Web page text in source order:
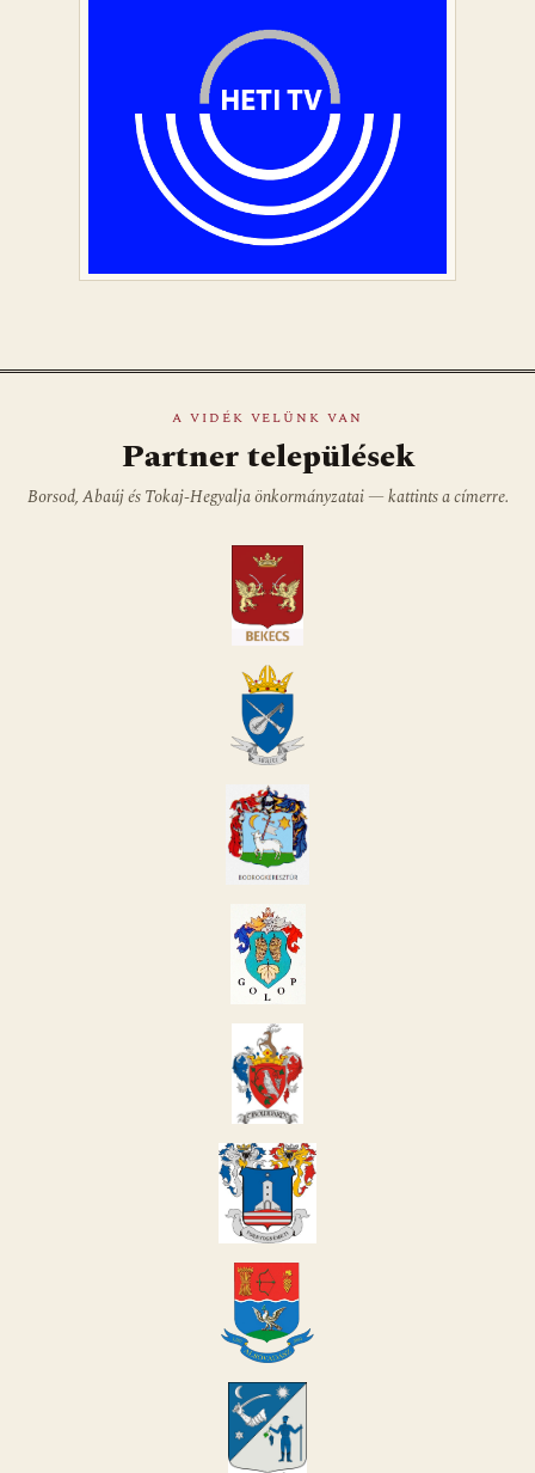
A VIDÉK VELÜNK VAN
Partner települések
Borsod, Abaúj és Tokaj-Hegyalja önkormányzatai — kattints a címerre.